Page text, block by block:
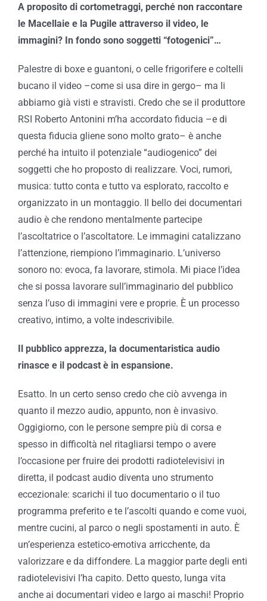
A proposito di cortometraggi, perché non raccontare
le Macellaie e la Pugile attraverso il video, le
immagini? In fondo sono soggetti “fotogenici”…
Palestre di boxe e guantoni, o celle frigorifere e coltelli
bucano il video –come si usa dire in gergo– ma li
abbiamo già visti e stravisti. Credo che se il produttore
RSI Roberto Antonini m’ha accordato fiducia –e di
questa fiducia gliene sono molto grato– è anche
perché ha intuito il potenziale “audiogenico” dei
soggetti che ho proposto di realizzare. Voci, rumori,
musica: tutto conta e tutto va esplorato, raccolto e
organizzato in un montaggio. Il bello dei documentari
audio è che rendono mentalmente partecipe
l’ascoltatrice o l’ascoltatore. Le immagini catalizzano
l’attenzione, riempiono l’immaginario. L’universo
sonoro no: evoca, fa lavorare, stimola. Mi piace l’idea
che si possa lavorare sull’immaginario del pubblico
senza l’uso di immagini vere e proprie. È un processo
creativo, intimo, a volte indescrivibile.
Il pubblico apprezza, la documentaristica audio
rinasce e il podcast è in espansione.
Esatto. In un certo senso credo che ciò avvenga in
quanto il mezzo audio, appunto, non è invasivo.
Oggigiorno, con le persone sempre più di corsa e
spesso in difficoltà nel ritagliarsi tempo o avere
l’occasione per fruire dei prodotti radiotelevisivi in
diretta, il podcast audio diventa uno strumento
eccezionale: scarichi il tuo documentario o il tuo
programma preferito e te l’ascolti quando e come vuoi,
mentre cucini, al parco o negli spostamenti in auto. È
un’esperienza estetico-emotiva arricchente, da
valorizzare e da diffondere. La maggior parte degli enti
radiotelevisivi l’ha capito. Detto questo, lunga vita
anche ai documentari video e largo ai maschi! Proprio